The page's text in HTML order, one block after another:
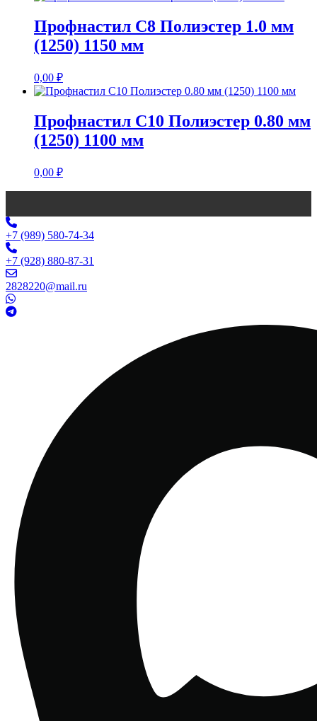
Профнастил С8 Полиэстер 1.0 мм
(1250) 1150 мм
0,00 ₽
Профнастил С10 Полиэстер 0.80 мм
(1250) 1100 мм
0,00 ₽
+7 (989) 580-74-34
+7 (928) 880-87-31
2828220@mail.ru